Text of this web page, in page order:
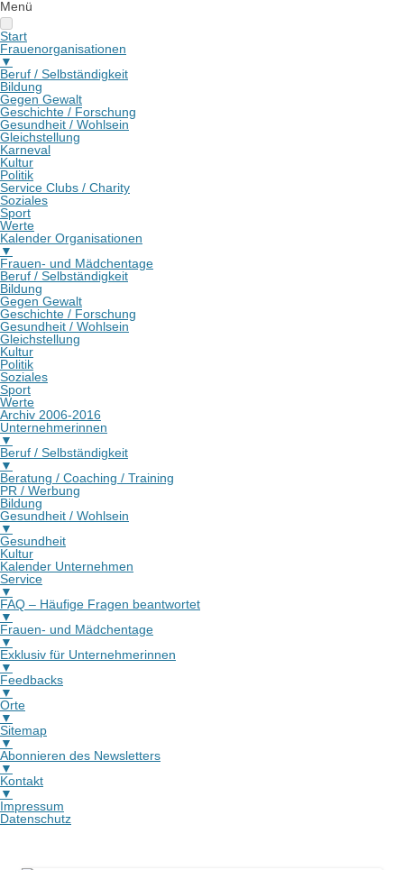
Menü
Start
Frauenorganisationen
▼
Beruf / Selbständigkeit
Bildung
Gegen Gewalt
Geschichte / Forschung
Gesundheit / Wohlsein
Gleichstellung
Karneval
Kultur
Politik
Service Clubs / Charity
Soziales
Sport
Werte
Kalender Organisationen
▼
Frauen- und Mädchentage
Beruf / Selbständigkeit
Bildung
Gegen Gewalt
Geschichte / Forschung
Gesundheit / Wohlsein
Gleichstellung
Kultur
Politik
Soziales
Sport
Werte
Archiv 2006-2016
Unternehmerinnen
▼
Beruf / Selbständigkeit
▼
Beratung / Coaching / Training
PR / Werbung
Bildung
Gesundheit / Wohlsein
▼
Gesundheit
Kultur
Kalender Unternehmen
Service
▼
FAQ – Häufige Fragen beantwortet
▼
Frauen- und Mädchentage
▼
Exklusiv für Unternehmerinnen
▼
Feedbacks
▼
Orte
▼
Sitemap
▼
Abonnieren des Newsletters
▼
Kontakt
▼
Impressum
Datenschutz